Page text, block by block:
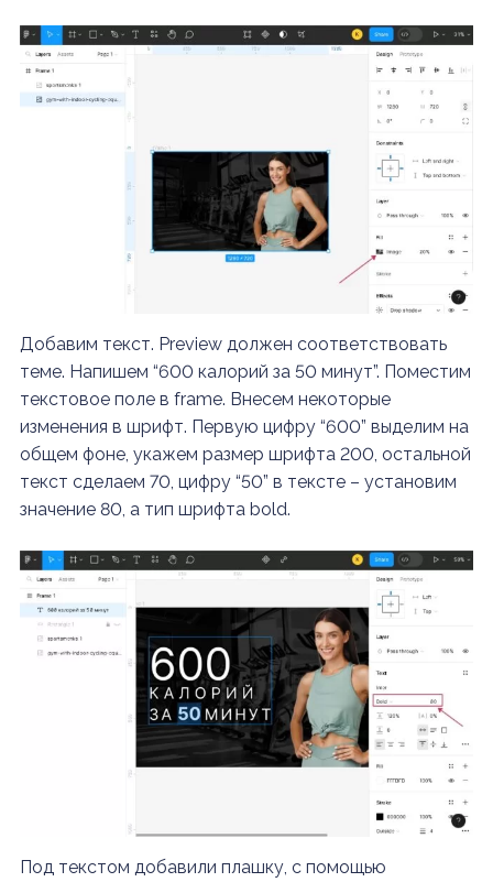
Добавим текст. Preview должен соответствовать
теме. Напишем “600 калорий за 50 минут”. Поместим
текстовое поле в frame. Внесем некоторые
изменения в шрифт. Первую цифру “600” выделим на
общем фоне, укажем размер шрифта 200, остальной
текст сделаем 70, цифру “50” в тексте – установим
значение 80, а тип шрифта bold.
Под текстом добавили плашку, с помощью